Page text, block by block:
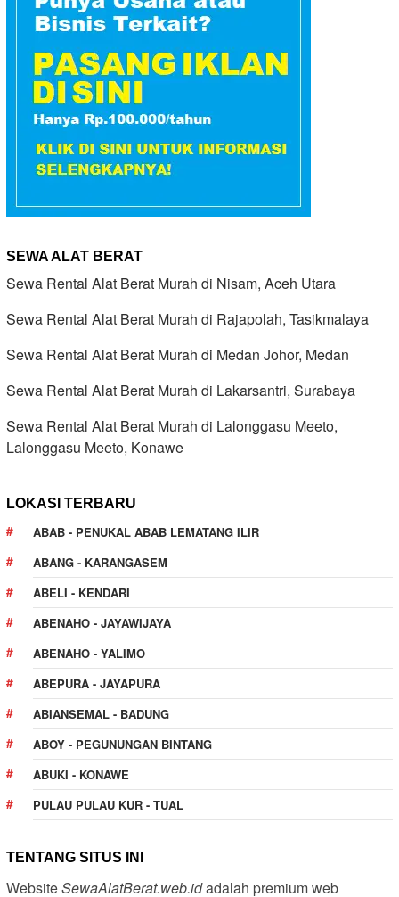
SEWA ALAT BERAT
Sewa Rental Alat Berat Murah di Nisam, Aceh Utara
Sewa Rental Alat Berat Murah di Rajapolah, Tasikmalaya
Sewa Rental Alat Berat Murah di Medan Johor, Medan
Sewa Rental Alat Berat Murah di Lakarsantri, Surabaya
Sewa Rental Alat Berat Murah di Lalonggasu Meeto,
Lalonggasu Meeto, Konawe
LOKASI TERBARU
ABAB - PENUKAL ABAB LEMATANG ILIR
ABANG - KARANGASEM
ABELI - KENDARI
ABENAHO - JAYAWIJAYA
ABENAHO - YALIMO
ABEPURA - JAYAPURA
ABIANSEMAL - BADUNG
ABOY - PEGUNUNGAN BINTANG
ABUKI - KONAWE
PULAU PULAU KUR - TUAL
TENTANG SITUS INI
WebsiteSewaAlatBerat.web.idadalah premium web